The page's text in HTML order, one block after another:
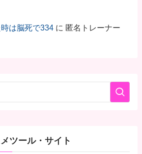
時は脳死で334に 匿名トレーナー
ツール・サイト